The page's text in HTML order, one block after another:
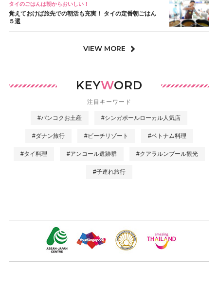
タイのごはんは朝からおいしい！
覚えておけば旅先での朝活も充実！ タイの定番朝ごはん
５選
VIEW MORE
KEYWORD
注目キーワード
#バンコクお土産 #シンガポールローカル人気店
#ダナン旅行 #ビーチリゾート #ベトナム料理
#タイ料理 #アンコール遺跡群 #クアラルンプール観光
#子連れ旅行